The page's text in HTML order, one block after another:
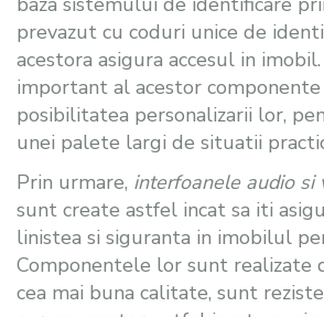
prevazut cu coduri unice de
acestora asigura accesul in
important al acestor
posibilitatea personalizarii lor,
unei palete largi de situatii
Prin urmare, interfoanele audio si
sunt create astfel incat sa iti
linistea si siguranta in imobilul
Componentele lor sunt realizate
cea mai buna calitate, sunt